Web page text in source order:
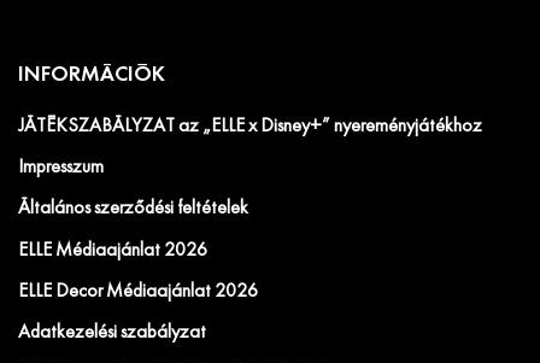
INFORMÁCIÓK
JÁTÉKSZABÁLYZAT az „ELLE x Disney+” nyereményjátékhoz
Impresszum
Általános szerződési feltételek
ELLE Médiaajánlat 2026
ELLE Decor Médiaajánlat 2026
Adatkezelési szabályzat